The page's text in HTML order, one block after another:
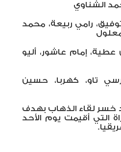
الشناوي
رامي ربيعة، محمد
إمام عاشور، أليو
تاو، كهربا، حسين
خسر لقاء الذهاب بهدف
التي أقيمت يوم الأحد